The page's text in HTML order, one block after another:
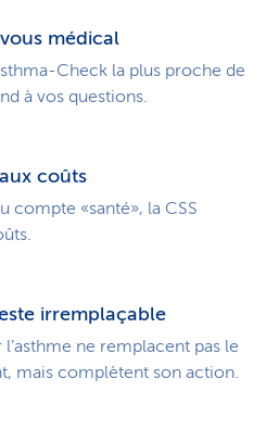
médical
Check la plus proche de
à vos questions.
coûts
compte «santé», la CSS
irremplaçable
l’asthme ne remplacent pas le
mais complètent son action.